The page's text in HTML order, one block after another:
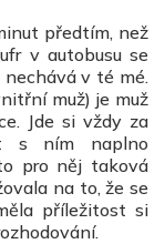
předtím, než
v autobusu se
v té mé.
muž) je muž
Jde si vždy za
s ním naplno
pro něj taková
na to, že se
příležitost si